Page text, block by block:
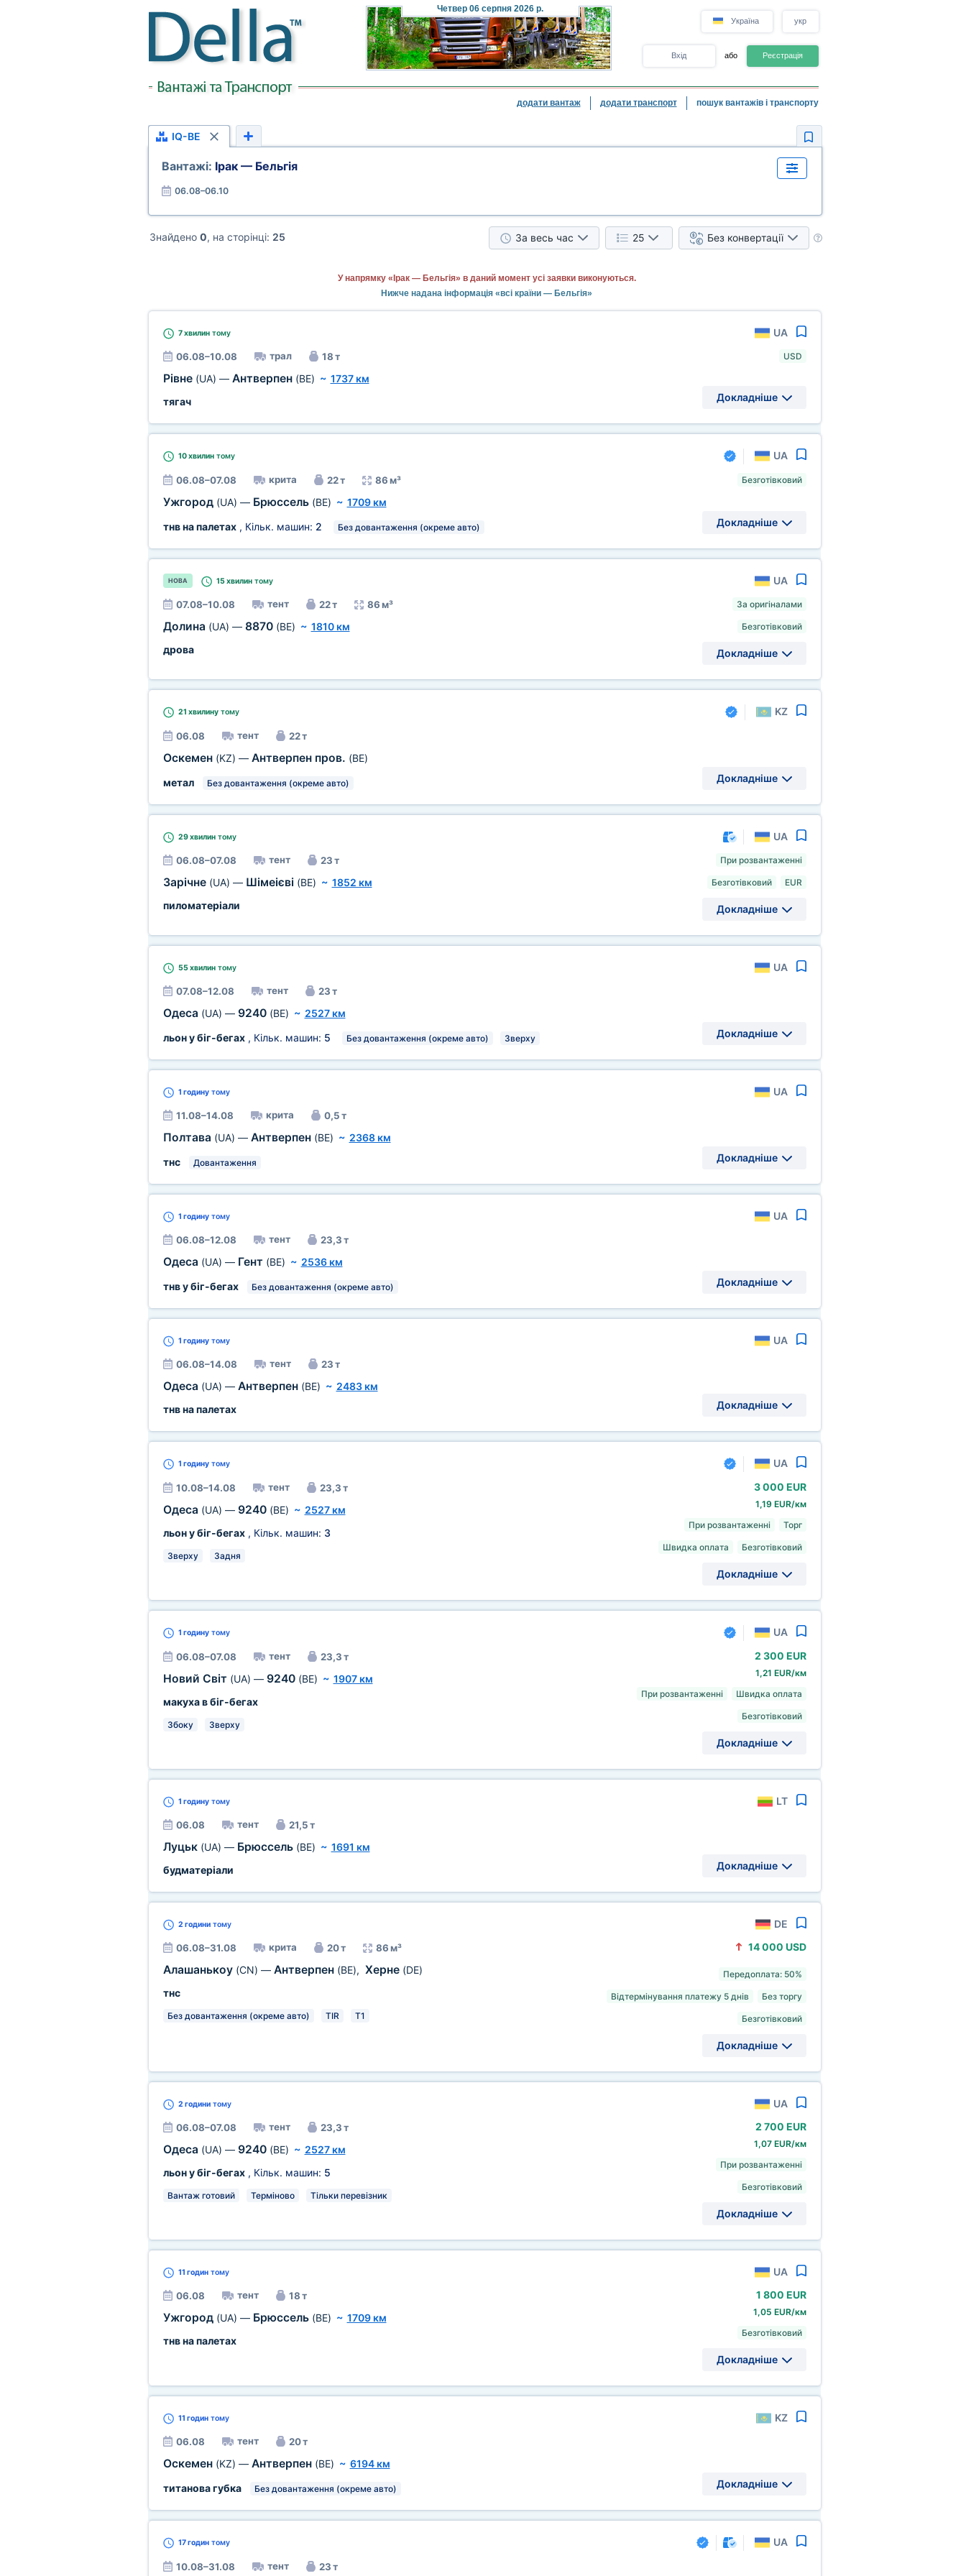
Четвер 06 серпня 2026 р.
Україна укр
Вхід або Реєстрація
додати вантаж додати транспорт пошук вантажів і транспорту
IQ-BE
Вантажі: Ірак — Бельгія
06.08–06.10
Знайдено 0, на сторінці: 25 За весь час 25 Без конвертації
У напрямку «Ірак — Бельгія» в даний момент усі заявки виконуються.
Нижче надана інформація «всі країни — Бельгія»
7 хвилинтому UA
06.08–10.08 трал 18 т
Рівне (UA) — Антверпен (BE) ~ 1737 км
тягач
USD
Докладніше
10 хвилинтому UA
06.08–07.08 крита 22 т 86 м³
Ужгород (UA) — Брюссель (BE) ~ 1709 км
тнв на палетах, Кільк. машин: 2 Без довантаження (окреме авто)
Безготівковий
Докладніше
НОВА 15 хвилинтому UA
07.08–10.08 тент 22 т 86 м³
Долина (UA) — 8870 (BE) ~ 1810 км
дрова
За оригіналами
Безготівковий
Докладніше
21 хвилинутому KZ
06.08 тент 22 т
Оскемен (KZ) — Антверпен пров. (BE)
метал
Без довантаження (окреме авто) Докладніше
29 хвилинтому UA
06.08–07.08 тент 23 т
Зарічне (UA) — Шімеієві (BE) ~ 1852 км
пиломатеріали
При розвантаженні
Безготівковий EUR
Докладніше
55 хвилинтому UA
07.08–12.08 тент 23 т
Одеса (UA) — 9240 (BE) ~ 2527 км
льон у біг-бегах, Кільк. машин: 5 Без довантаження (окреме авто) Зверху Докладніше
1 годинутому UA
11.08–14.08 крита 0,5 т
Полтава (UA) — Антверпен (BE) ~ 2368 км
тнс
Довантаження Докладніше
1 годинутому UA
06.08–12.08 тент 23,3 т
Одеса (UA) — Гент (BE) ~ 2536 км
тнв у біг-бегах
Без довантаження (окреме авто) Докладніше
1 годинутому UA
06.08–14.08 тент 23 т
Одеса (UA) — Антверпен (BE) ~ 2483 км
тнв на палетах
Докладніше
1 годинутому UA
10.08–14.08 тент 23,3 т
Одеса (UA) — 9240 (BE) ~ 2527 км
льон у біг-бегах, Кільк. машин: 3
Зверху Задня
3 000 EUR
1,19 EUR/км
При розвантаженні
Торг
Швидка оплата Безготівковий
Докладніше
1 годинутому UA
06.08–07.08 тент 23,3 т
Новий Світ (UA) — 9240 (BE) ~ 1907 км
макуха в біг-бегах
Збоку Зверху
2 300 EUR
1,21 EUR/км
При розвантаженні
Швидка оплата
Безготівковий
Докладніше
1 годинутому LT
06.08 тент 21,5 т
Луцьк (UA) — Брюссель (BE) ~ 1691 км
будматеріали
Докладніше
2 годинитому DE
06.08–31.08 крита 20 т 86 м³
Алашанькоу (CN) — Антверпен (BE), Херне (DE)
тнс
Без довантаження (окреме авто) TIR T1
14 000 USD
Передоплата: 50%
Відтермінування платежу 5 днів Без торгу
Безготівковий
Докладніше
2 годинитому UA
06.08–07.08 тент 23,3 т
Одеса (UA) — 9240 (BE) ~ 2527 км
льон у біг-бегах, Кільк. машин: 5
Вантаж готовий Терміново Тільки перевізник
2 700 EUR
1,07 EUR/км
При розвантаженні
Безготівковий
Докладніше
11 годинтому UA
06.08 тент 18 т
Ужгород (UA) — Брюссель (BE) ~ 1709 км
тнв на палетах
1 800 EUR
1,05 EUR/км
Безготівковий
Докладніше
11 годинтому KZ
06.08 тент 20 т
Оскемен (KZ) — Антверпен (BE) ~ 6194 км
титанова губка
Без довантаження (окреме авто) Докладніше
17 годинтому UA
10.08–31.08 тент 23 т